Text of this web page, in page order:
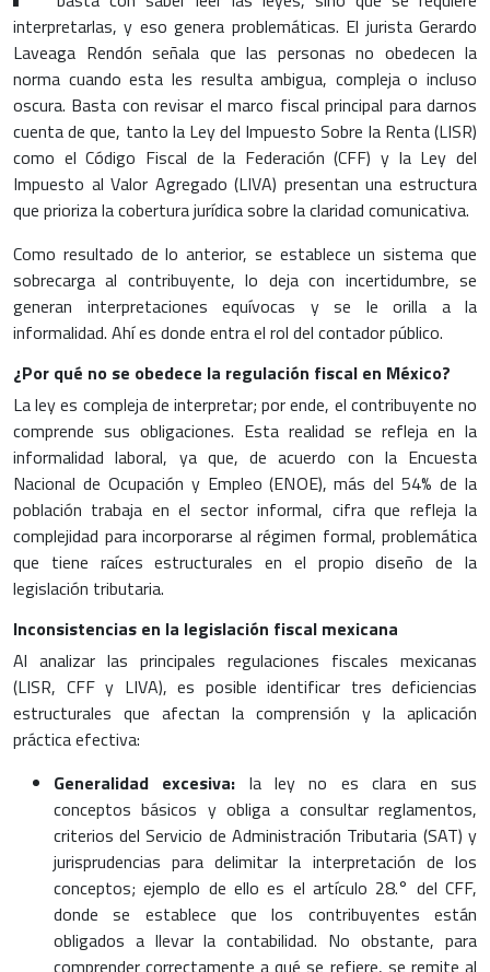
interpretarlas, y eso genera problemáticas. El jurista Gerardo
Laveaga Rendón señala que las personas no obedecen la
norma cuando esta les resulta ambigua, compleja o incluso
oscura. Basta con revisar el marco fiscal principal para darnos
cuenta de que, tanto la Ley del Impuesto Sobre la Renta (LISR)
como el Código Fiscal de la Federación (CFF) y la Ley del
Impuesto al Valor Agregado (LIVA) presentan una estructura
que prioriza la cobertura jurídica sobre la claridad comunicativa.
Como resultado de lo anterior, se establece un sistema que
sobrecarga al contribuyente, lo deja con incertidumbre, se
generan interpretaciones equívocas y se le orilla a la
informalidad. Ahí es donde entra el rol del contador público.
¿Por qué no se obedece la regulación fiscal en México?
La ley es compleja de interpretar; por ende, el contribuyente no
comprende sus obligaciones. Esta realidad se refleja en la
informalidad laboral, ya que, de acuerdo con la Encuesta
Nacional de Ocupación y Empleo (ENOE), más del 54% de la
población trabaja en el sector informal, cifra que refleja la
complejidad para incorporarse al régimen formal, problemática
que tiene raíces estructurales en el propio diseño de la
legislación tributaria.
Inconsistencias en la legislación fiscal mexicana
Al analizar las principales regulaciones fiscales mexicanas
(LISR, CFF y LIVA), es posible identificar tres deficiencias
estructurales que afectan la comprensión y la aplicación
práctica efectiva:
Generalidad excesiva: la ley no es clara en sus
conceptos básicos y obliga a consultar reglamentos,
criterios del Servicio de Administración Tributaria (SAT) y
jurisprudencias para delimitar la interpretación de los
conceptos; ejemplo de ello es el artículo 28.° del CFF,
donde se establece que los contribuyentes están
obligados a llevar la contabilidad. No obstante, para